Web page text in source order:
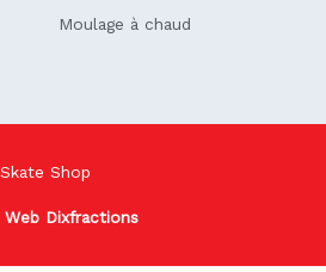
Moulage à chaud
Shop
Web Dixfractions